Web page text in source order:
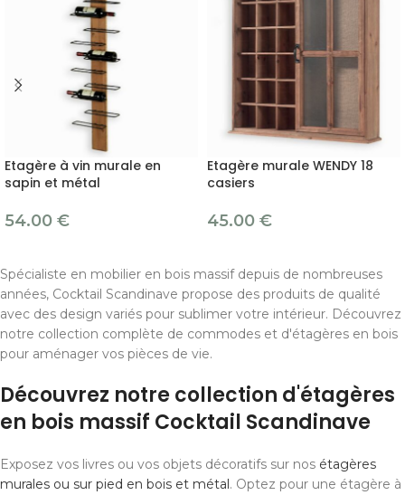
Etagère à vin murale en
sapin et métal
54.00 €
Etagère murale WENDY 18
casiers
45.00 €
Spécialiste en mobilier en bois massif depuis de nombreuses
années, Cocktail Scandinave propose des produits de qualité
avec des design variés pour sublimer votre intérieur. Découvrez
notre collection complète de commodes et d'étagères en bois
pour aménager vos pièces de vie.
Découvrez notre collection d'étagères
en bois massif Cocktail Scandinave
Exposez vos livres ou vos objets décoratifs sur nos étagères
murales ou sur pied en bois et métal . Optez pour une étagère à